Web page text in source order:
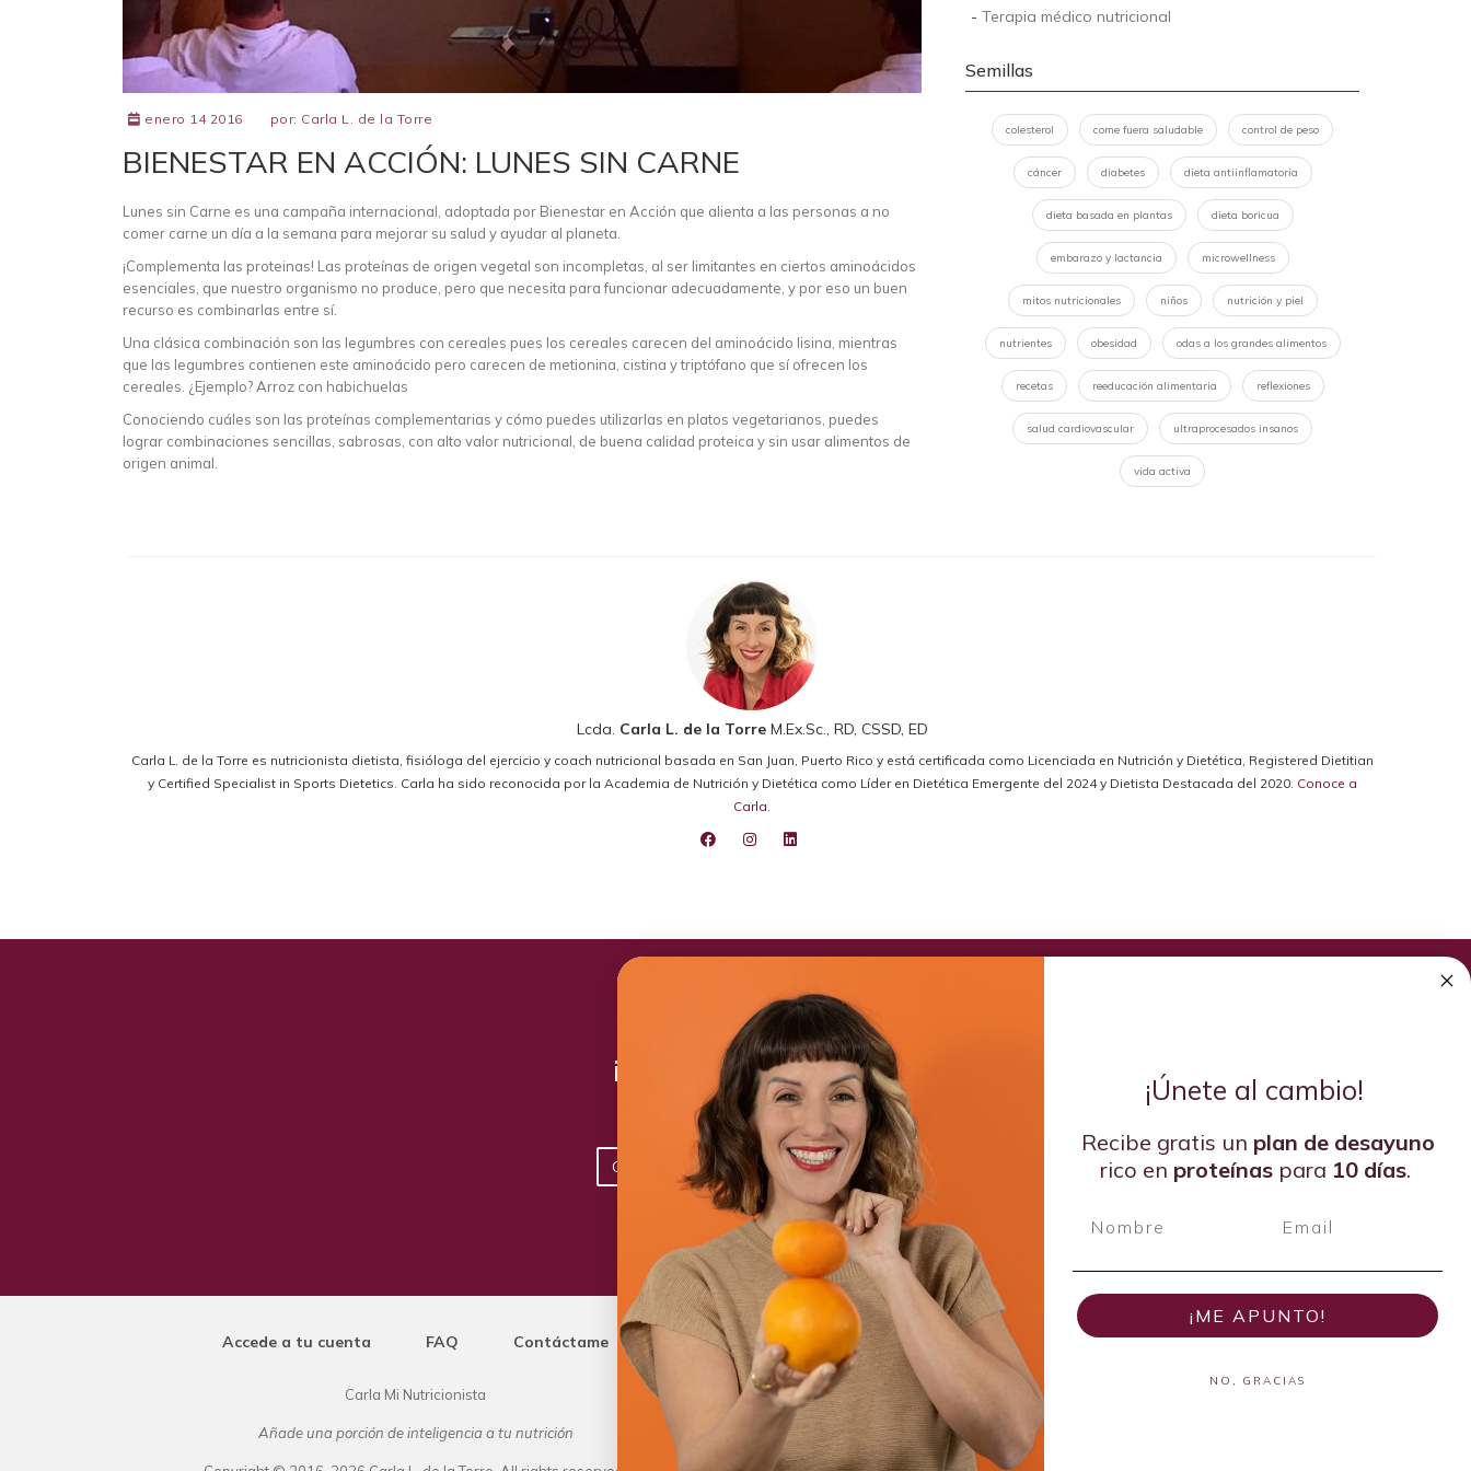
enero 14 2016 por: Carla L. de la Torre
BIENESTAR EN ACCIÓN: LUNES SIN CARNE
Lunes sin Carne es una campaña internacional, adoptada por Bienestar en Acción que alienta a las personas a no
comer carne un día a la semana para mejorar su salud y ayudar al planeta.
¡Complementa las proteinas! Las proteínas de origen vegetal son incompletas, al ser limitantes en ciertos aminoácidos
esenciales, que nuestro organismo no produce, pero que necesita para funcionar adecuadamente, y por eso un buen
recurso es combinarlas entre sí.
Una clásica combinación son las legumbres con cereales pues los cereales carecen del aminoácido lisina, mientras
que las legumbres contienen este aminoácido pero carecen de metionina, cistina y triptófano que sí ofrecen los
cereales. ¿Ejemplo? Arroz con habichuelas
Conociendo cuáles son las proteínas complementarias y cómo puedes utilizarlas en platos vegetarianos, puedes
lograr combinaciones sencillas, sabrosas, con alto valor nutricional, de buena calidad proteica y sin usar alimentos de
origen animal.
- Terapia médico nutricional
Semillas
colesterol come fuera saludable control de peso
cáncer diabetes dieta antiinflamatoria
dieta basada en plantas dieta boricua
embarazo y lactancia microwellness
mitos nutricionales niños nutrición y piel
nutrientes obesidad odas a los grandes alimentos
recetas reeducación alimentaria reflexiones
salud cardiovascular ultraprocesados insanos
vida activa
Lcda. Carla L. de la TorreM.Ex.Sc., RD, CSSD, ED
Carla L. de la Torre es nutricionista dietista, fisióloga del ejercicio y coach nutricional basada en San Juan, Puerto Rico y está certificada como Licenciada en Nutrición y Dietética, Registered Dietitian
y Certified Specialist in Sports Dietetics. Carla ha sido reconocida por la Academia de Nutrición y Dietética como Líder en Dietética Emergente del 2024 y Dietista Destacada del 2020. Conoce a
Carla
¡Toma acción hoy!
Conoce los planes disponibles
Accede a tu cuenta FAQ Contáctame
Carla Mi Nutricionista
Añade una porción de inteligencia a tu nutrición
Dietista Destacada del 2020 y Líder en Dietética Emergente del 2024 por la Academia de
¡Únete al cambio!
Recibe gratis un plan de desayuno
rico en proteínaspara 10 días.
¡ME APUNTO!
NO, GRACIAS